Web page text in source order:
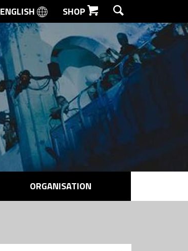
SØG
ENGLISH SHOP
ORGANISATION